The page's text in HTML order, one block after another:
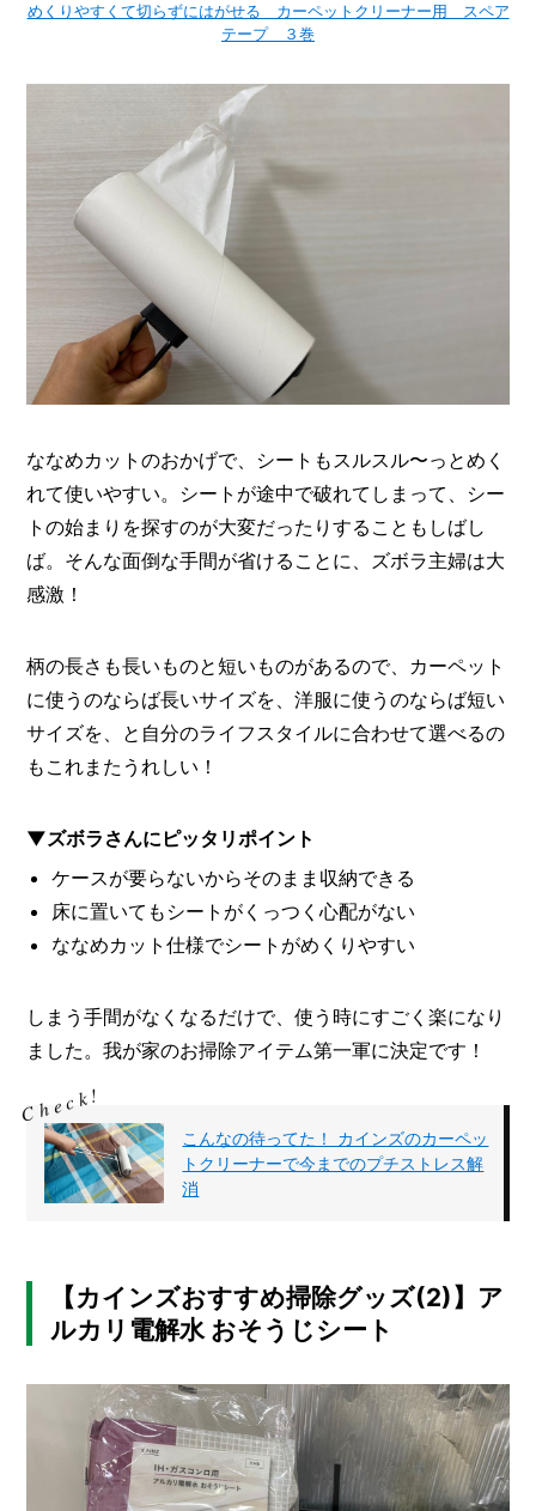
めくりやすくて切らずにはがせる カーペットクリーナー用 スペア
テープ ３巻
ななめカットのおかげで、シートもスルスル〜っとめく
れて使いやすい。シートが途中で破れてしまって、シー
トの始まりを探すのが大変だったりすることもしばし
ば。そんな面倒な手間が省けることに、ズボラ主婦は大
感激！
柄の長さも長いものと短いものがあるので、カーペット
に使うのならば長いサイズを、洋服に使うのならば短い
サイズを、と自分のライフスタイルに合わせて選べるの
もこれまたうれしい！
▼ズボラさんにピッタリポイント
ケースが要らないからそのまま収納できる
床に置いてもシートがくっつく心配がない
ななめカット仕様でシートがめくりやすい
しまう手間がなくなるだけで、使う時にすごく楽になり
ました。我が家のお掃除アイテム第一軍に決定です！
こんなの待ってた！ カインズのカーペッ
トクリーナーで今までのプチストレス解
消
【カインズおすすめ掃除グッズ(2)】ア
ルカリ電解水 おそうじシート